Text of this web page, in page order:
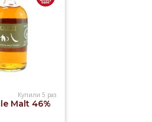
Купили 5 раз
Malt 46%